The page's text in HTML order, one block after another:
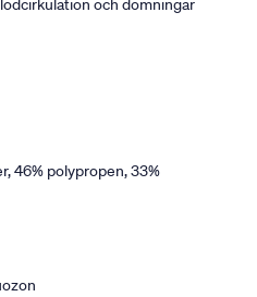
och domningar
46% polypropen, 33%